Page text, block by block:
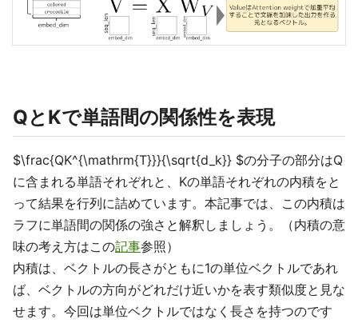
QとKで単語間の関係性を表現
$\frac{QK^{\mathrm{T}}}{\sqrt{d_k}} $の分子の部分はQ
に含まれる単語それぞれと、Kの単語それぞれの内積をと
って結果を行列に詰めています。本記事では、この内積は
ラフに単語間の関係の強さと解釈しましょう。（内積の意
味の考え方はこの記事参照）
内積は、ベクトルの長さがともに1の単位ベクトルであれ
ば、ベクトルの方向がどれだけ近いかを表す類似度と見な
せます。今回は単位ベクトルではなく長さを持つのです